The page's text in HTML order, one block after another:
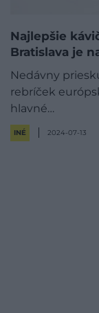
Najlepšie
Bratislava je
Nedávny
rebríček
hlavné…
INÉ 2024-07-13